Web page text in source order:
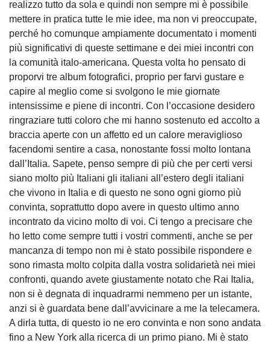
realizzo tutto da sola e quindi non sempre mi è possibile
mettere in pratica tutte le mie idee, ma non vi preoccupate,
perché ho comunque ampiamente documentato i momenti
più significativi di queste settimane e dei miei incontri con
la comunità italo-americana. Questa volta ho pensato di
proporvi tre album fotografici, proprio per farvi gustare e
capire al meglio come si svolgono le mie giornate
intensissime e piene di incontri. Con l’occasione desidero
ringraziare tutti coloro che mi hanno sostenuto ed accolto a
braccia aperte con un affetto ed un calore meraviglioso
facendomi sentire a casa, nonostante fossi molto lontana
dall’Italia. Sapete, penso sempre di più che per certi versi
siano molto più Italiani gli italiani all’estero degli italiani
che vivono in Italia e di questo ne sono ogni giorno più
convinta, soprattutto dopo avere in questo ultimo anno
incontrato da vicino molto di voi. Ci tengo a precisare che
ho letto come sempre tutti i vostri commenti, anche se per
mancanza di tempo non mi è stato possibile rispondere e
sono rimasta molto colpita dalla vostra solidarietà nei miei
confronti, quando avete giustamente notato che Rai Italia,
non si è degnata di inquadrarmi nemmeno per un istante,
anzi si è guardata bene dall’avvicinare a me la telecamera.
A dirla tutta, di questo io ne ero convinta e non sono andata
fino a New York alla ricerca di un primo piano. Mi è stato